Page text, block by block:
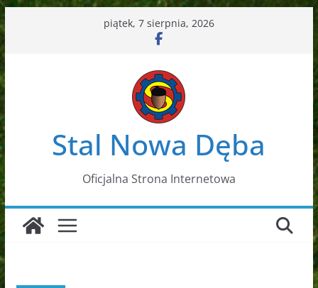
Przejdź
do
treści
piątek, 7 sierpnia, 2026
Stal Nowa Dęba
Oficjalna Strona Internetowa